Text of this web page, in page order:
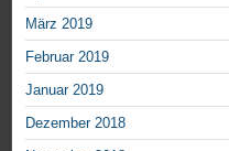
März 2019
Februar 2019
Januar 2019
Dezember 2018